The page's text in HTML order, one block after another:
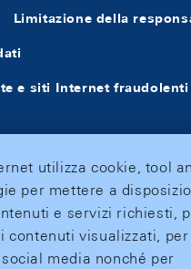
Limitazione della
e siti Internet fraudolenti
utilizza cookie, tool
per mettere a
e servizi richiesti,
contenuti visualizzati,
media nonché per